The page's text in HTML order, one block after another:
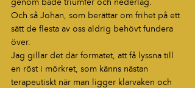
genom både triumfer och nederlag.
Och så Johan, som berättar om frihet på ett
sätt de flesta av oss aldrig behövt fundera
över.
Jag gillar det där formatet, att få lyssna till
en röst i mörkret, som känns nästan
terapeutiskt när man ligger klarvaken och